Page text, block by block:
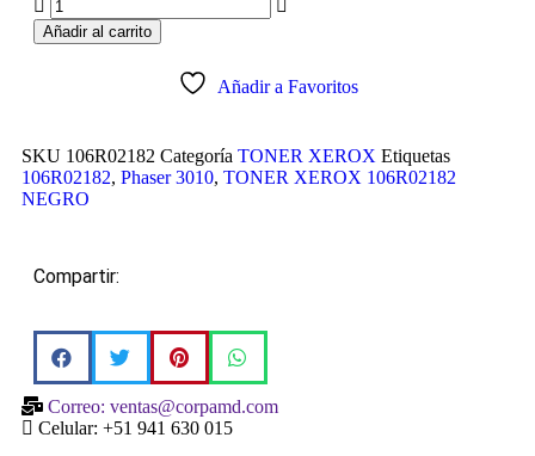
Añadir al carrito
Añadir a Favoritos
SKU 106R02182 Categoría TONER XEROX Etiquetas
106R02182, Phaser 3010, TONER XEROX 106R02182
NEGRO
Compartir:
Correo: ventas@corpamd.com
Celular: +51 941 630 015